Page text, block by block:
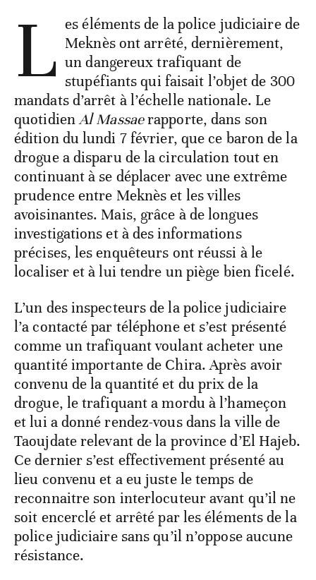
L es éléments de la police judiciaire de
Meknès ont arrêté, dernièrement,
un dangereux trafiquant de
stupéfiants qui faisait l’objet de 300
mandats d’arrêt à l’échelle nationale. Le
quotidienAl Massaerapporte, dans son
édition du lundi 7 février, que ce baron de la
drogue a disparu de la circulation tout en
continuant à se déplacer avec une extrême
prudence entre Meknès et les villes
avoisinantes. Mais, grâce à de longues
investigations et à des informations
précises, les enquêteurs ont réussi à le
localiser et à lui tendre un piège bien ficelé.
L’un des inspecteurs de la police judiciaire
l’a contacté par téléphone et s’est présenté
comme un trafiquant voulant acheter une
quantité importante de Chira. Après avoir
convenu de la quantité et du prix de la
drogue, le trafiquant a mordu à l’hameçon
et lui a donné rendez-vous dans la ville de
Taoujdate relevant de la province d’El Hajeb.
Ce dernier s’est effectivement présenté au
lieu convenu et a eu juste le temps de
reconnaitre son interlocuteur avant qu’il ne
soit encerclé et arrêté par les éléments de la
police judiciaire sans qu’il n’oppose aucune
résistance.